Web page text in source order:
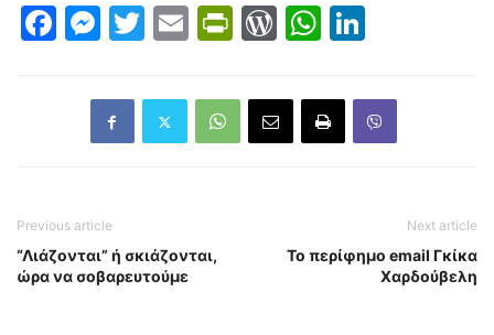
Facebook
Messenger
Twitter
EmailPrintFriendly
WordPress
WhatsApp
Previous article
“Λιάζονται” ή σκιάζονται,
ώρα να σοβαρευτούμε
Next article
Το περίφημο email Γκίκα
Χαρδούβελη